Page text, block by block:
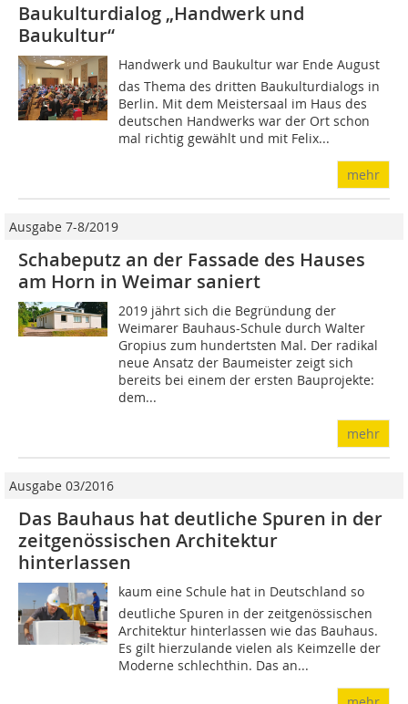
Baukulturdialog „Handwerk und
Baukultur“
Handwerk und Baukultur war Ende August
das Thema des dritten Baukulturdialogs in
Berlin. Mit dem Meistersaal im Haus des
deutschen Handwerks war der Ort schon
mal richtig gewählt und mit Felix...
mehr
Ausgabe 7-8/2019
Schabeputz an der Fassade des Hauses
am Horn in Weimar saniert
2019 jährt sich die Begründung der
Weimarer Bauhaus-Schule durch Walter
Gropius zum hundertsten Mal. Der radikal
neue Ansatz der Baumeister zeigt sich
bereits bei einem der ersten Bauprojekte:
dem...
mehr
Ausgabe 03/2016
Das Bauhaus hat deutliche Spuren in der
zeitgenössischen Architektur
hinterlassen
kaum eine Schule hat in Deutschland so
deutliche Spuren in der zeitgenössischen
Architektur hinterlassen wie das Bauhaus.
Es gilt hierzulande vielen als Keimzelle der
Moderne schlechthin. Das an...